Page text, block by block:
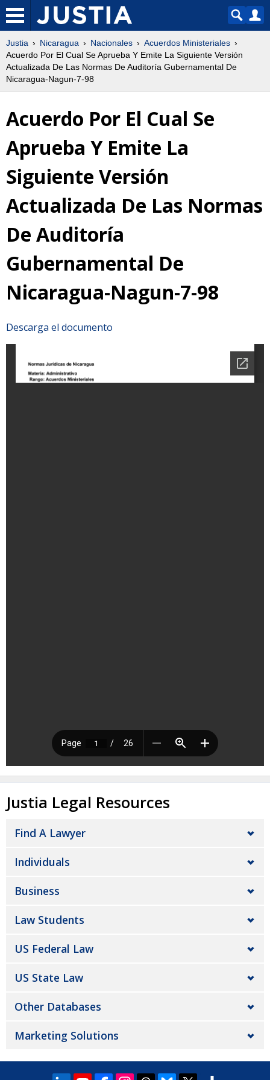
Justia Nicaragua Nacionales
Acuerdos Ministeriales
Acuerdo Por El Cual Se Aprueba Y Emite La Siguiente Versión
Actualizada De Las Normas De Auditoría Gubernamental De
Nicaragua-Nagun-7-98
Acuerdo Por El Cual Se
Aprueba Y Emite La
Siguiente Versión
Actualizada De Las Normas
De Auditoría
Gubernamental De
Nicaragua-Nagun-7-98
Descarga el documento
Justia Legal Resources
Find A Lawyer
Individuals
Business
Law Students
US Federal Law
US State Law
Other Databases
Marketing Solutions